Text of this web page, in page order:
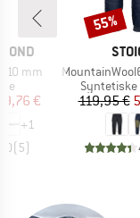
10 mm
pris
€
+1
(5)
Artikel
MountainWool60 KilvoSt. II
119,95 €
Rabat
55%